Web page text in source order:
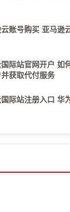
账号购买 亚马逊
际站官网开户 如
获取代付服务
际站注册入口 华